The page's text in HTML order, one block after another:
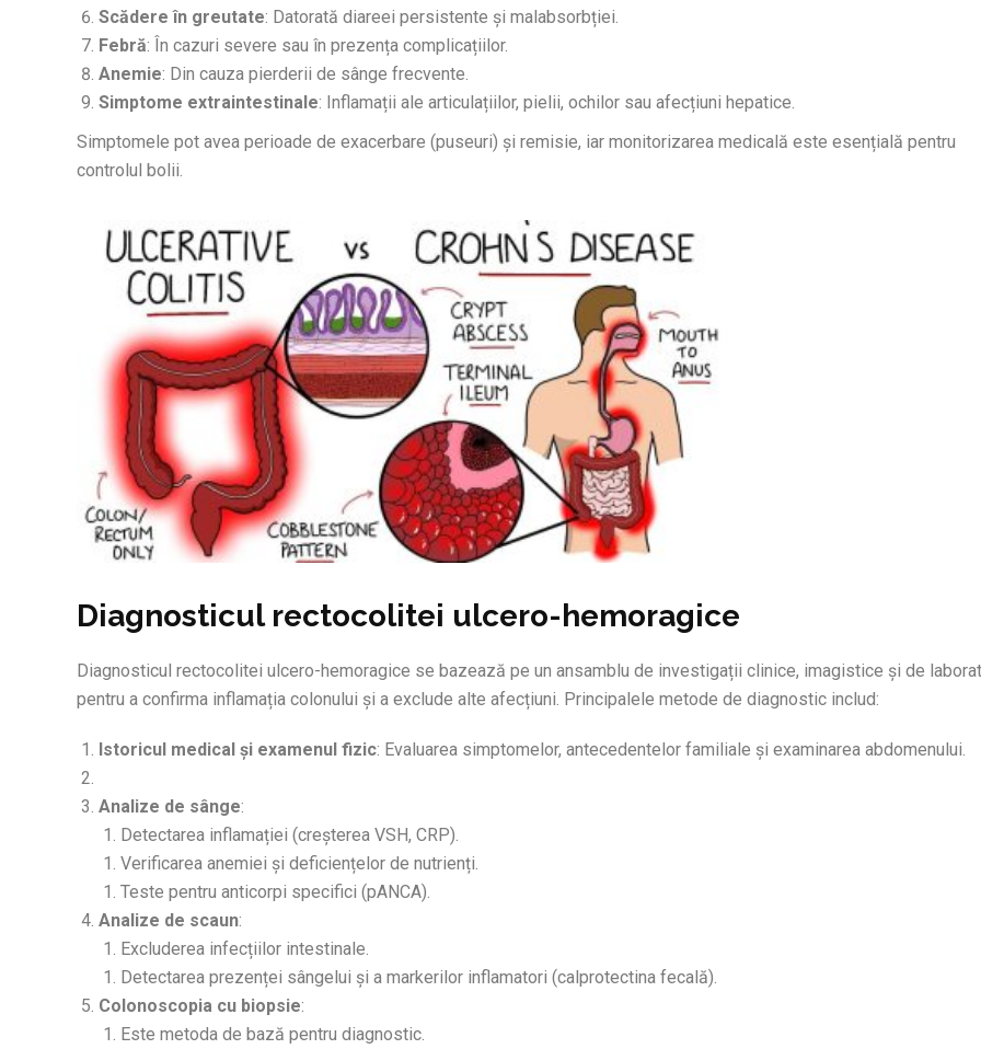
Scădere în greutate: Datorată diareei persistente și malabsorbției.
Febră: În cazuri severe sau în prezența complicațiilor.
Anemie: Din cauza pierderii de sânge frecvente.
Simptome extraintestinale: Inflamații ale articulațiilor, pielii, ochilor sau afecțiuni hepatice.
Simptomele pot avea perioade de exacerbare (puseuri) și remisie, iar monitorizarea medicală este esențială pentru
controlul bolii.
Diagnosticul rectocolitei ulcero-hemoragice
Diagnosticul rectocolitei ulcero-hemoragice se bazează pe un ansamblu de investigații clinice, imagistice și de
pentru a confirma inflamația colonului și a exclude alte afecțiuni. Principalele metode de diagnostic includ:
Istoricul medical și examenul fizic: Evaluarea simptomelor, antecedentelor familiale și examinarea abdomenului.
Analize de sânge:
Detectarea inflamației (creșterea VSH, CRP).
Verificarea anemiei și deficiențelor de nutrienți.
Teste pentru anticorpi specifici (pANCA).
Analize de scaun:
Excluderea infecțiilor intestinale.
Detectarea prezenței sângelui și a markerilor inflamatori (calprotectina fecală).
Colonoscopia cu biopsie:
Este metoda de bază pentru diagnostic.